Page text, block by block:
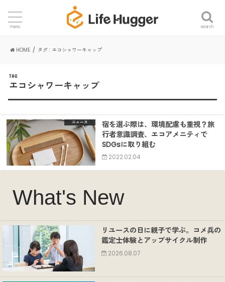
search
menu
HOME タグ : エコシャワーキャップ
TAG
エコシャワーキャップ
ニュース
宿を選ぶ際は、環境配慮も重視？旅
行者意識調査、エコアメニティで
SDGsに取り組む
2022.02.04
What's New
リユースの日に親子で学ぶ。コメ兵の
鑑定士体験とアップサイクル制作
2026.08.07